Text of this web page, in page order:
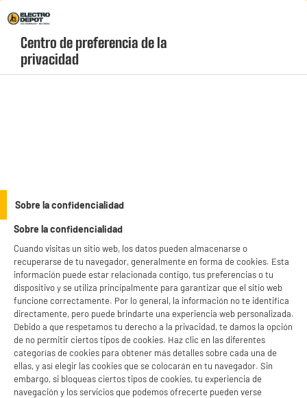
Menú
geolocation-header-icon-text
account
Centro de preferencia de la
privacidad
Sobre la confidencialidad
Sobre la confidencialidad
Cuando visitas un sitio web, los datos pueden almacenarse o
recuperarse de tu navegador, generalmente en forma de cookies. Esta
información puede estar relacionada contigo, tus preferencias o tu
dispositivo y se utiliza principalmente para garantizar que el sitio web
funcione correctamente. Por lo general, la información no te identifica
directamente, pero puede brindarte una experiencia web personalizada.
Debido a que respetamos tu derecho a la privacidad, te damos la opción
de no permitir ciertos tipos de cookies. Haz clic en las diferentes
categorías de cookies para obtener más detalles sobre cada una de
ellas, y así elegir las cookies que se colocarán en tu navegador. Sin
embargo, si bloqueas ciertos tipos de cookies, tu experiencia de
navegación y los servicios que podemos ofrecerte pueden verse